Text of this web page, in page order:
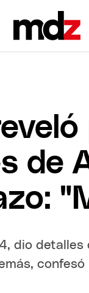
de
dio detalles